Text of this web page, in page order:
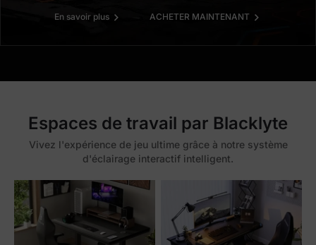
En savoir plus ACHETER MAINTENANT
Espaces de travail par Blacklyte
Vivez l'expérience de jeu ultime grâce à notre système
d'éclairage interactif intelligent.